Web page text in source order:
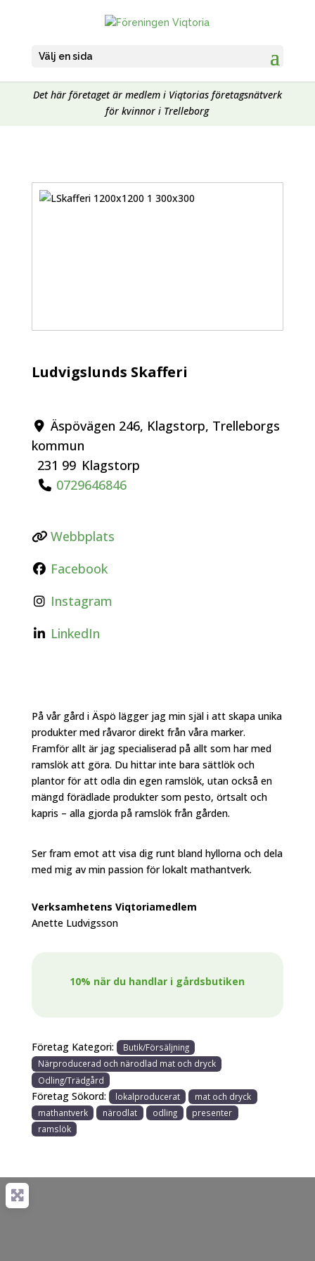
Välj en sida
Det här företaget är medlem i Viqtorias företagsnätverk
för kvinnor i Trelleborg
Ludvigslunds Skafferi
Äspövägen 246, Klagstorp, Trelleborgs
kommun
231 99 Klagstorp
0729646846
Webbplats
Facebook
Instagram
LinkedIn
På vår gård i Äspö lägger jag min själ i att skapa unika
produkter med råvaror direkt från våra marker.
Framför allt är jag specialiserad på allt som har med
ramslök att göra. Du hittar inte bara sättlök och
plantor för att odla din egen ramslök, utan också en
mängd förädlade produkter som pesto, örtsalt och
kapris – alla gjorda på ramslök från gården.
Ser fram emot att visa dig runt bland hyllorna och dela
med mig av min passion för lokalt mathantverk.
Verksamhetens Viqtoriamedlem
Anette Ludvigsson
10% när du handlar i gårdsbutiken
Företag Kategori:
Butik/Försäljning
Närproducerad och närodlad mat och dryck
Odling/Trädgård
Företag Sökord: lokalproducerat
mat och dryck
mathantverk
närodlat odling
presenter
ramslök